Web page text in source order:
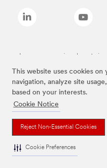
This website uses cookies
navigation, analyze site
based on your interests.
Cookie Notice
Reject Non-Essential Cookies
Cookie Preferences
Las marcas mencionadas